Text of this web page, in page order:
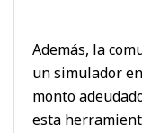
Además, la
un simulador
monto
esta